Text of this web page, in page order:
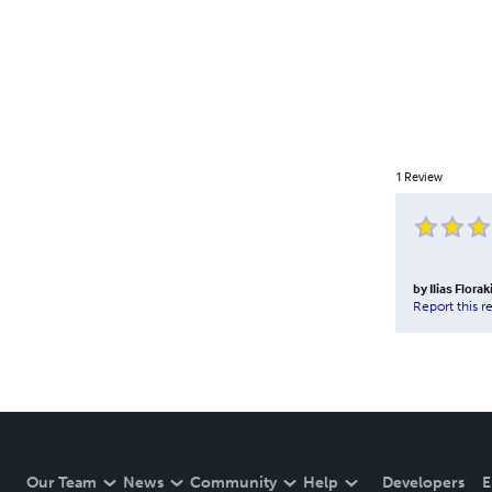
1 Review
by Ilias
Report this
Our Team News Community Help Developers